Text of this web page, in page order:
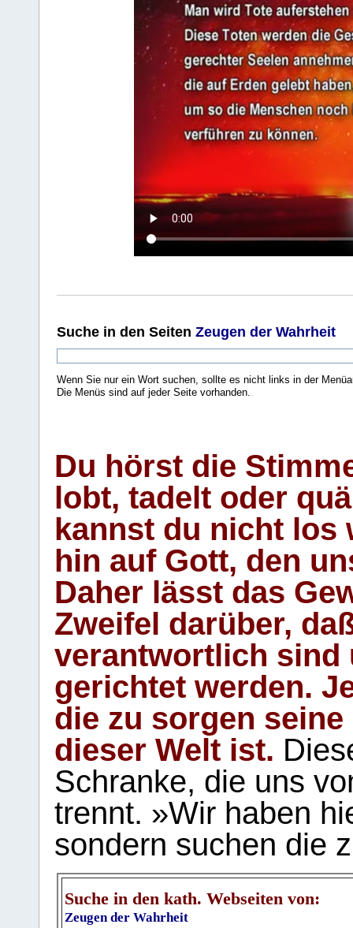
Suche in den Seiten Zeugen der Wahrheit
Wenn Sie nur ein Wort suchen, sollte es nicht links in der
Die Menüs sind auf jeder Seite vorhanden.
Du hörst die
lobt, tadelt oder
kannst du nicht los
hin auf Gott, den
Daher lässt das
Zweifel darüber,
verantwortlich sind
gerichtet werden.
die zu sorgen
dieser Welt ist.
Schranke, die uns
trennt. »Wir haben
sondern suchen die
Suche in den kath. Webseiten von:
Zeugen der Wahrheit